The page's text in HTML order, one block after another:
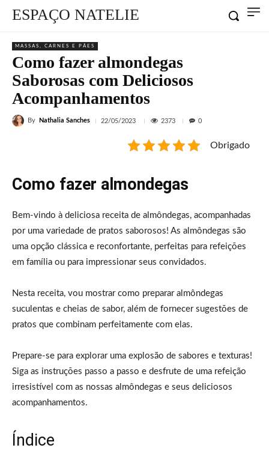
ESPAÇO NATELIE
MASSAS, CARNES E PÃES
Como fazer almondegas
Saborosas com Deliciosos
Acompanhamentos
By Nathalia Sanches 22/05/2023 2373 0
Obrigado
Como fazer almondegas
Bem-vindo à deliciosa receita de almôndegas, acompanhadas
por uma variedade de pratos saborosos! As almôndegas são
uma opção clássica e reconfortante, perfeitas para refeições
em família ou para impressionar seus convidados.
Nesta receita, vou mostrar como preparar almôndegas
suculentas e cheias de sabor, além de fornecer sugestões de
pratos que combinam perfeitamente com elas.
Prepare-se para explorar uma explosão de sabores e texturas!
Siga as instruções passo a passo e desfrute de uma refeição
irresistível com as nossas almôndegas e seus deliciosos
acompanhamentos.
Índice